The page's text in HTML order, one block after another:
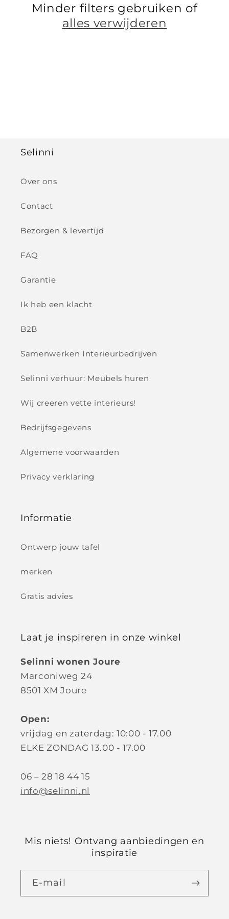
Minder filters gebruiken of
alles verwijderen
Selinni
Over ons
Contact
Bezorgen & levertijd
FAQ
Garantie
Ik heb een klacht
B2B
Samenwerken Interieurbedrijven
Selinni verhuur: Meubels huren
Wij creeren vette interieurs!
Bedrijfsgegevens
Algemene voorwaarden
Privacy verklaring
Informatie
Ontwerp jouw tafel
merken
Gratis advies
Laat je inspireren in onze winkel
Selinni wonen Joure
Marconiweg 24
8501 XM Joure
Open:
vrijdag en zaterdag: 10:00 - 17.00
ELKE ZONDAG 13.00 - 17.00
06 – 28 18 44 15
info@selinni.nl
Mis niets! Ontvang aanbiedingen en
inspiratie
E‑mail